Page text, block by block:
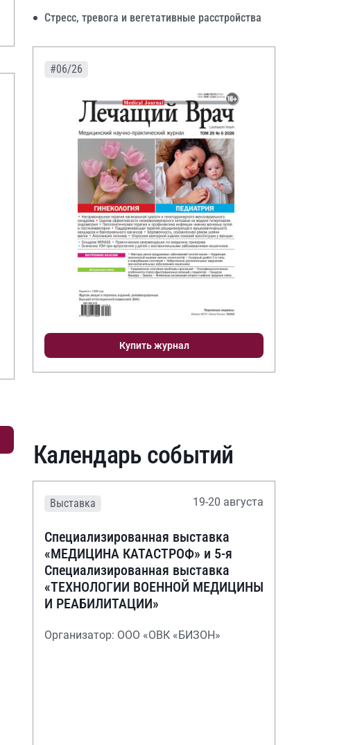
Стресс, тревога и вегетативные расстройства
#06/26
Купить журнал
Календарь событий
Выставка 19-20 августа
Специализированная выставка
«МЕДИЦИНА КАТАСТРОФ» и 5-я
Специализированная выставка
«ТЕХНОЛОГИИ ВОЕННОЙ МЕДИЦИНЫ
И РЕАБИЛИТАЦИИ»
Организатор: ООО «ОВК «БИЗОН»